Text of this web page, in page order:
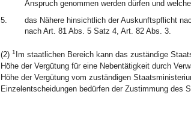
Anspruch genommen werden dürfen und
5.
das Nähere hinsichtlich der Auskunftspflicht
nach Art. 81 Abs. 5 Satz 4, Art. 82 Abs. 3.
(2) 1 Im staatlichen Bereich kann das zuständige
Höhe der Vergütung für eine Nebentätigkeit durch
Höhe der Vergütung vom zuständigen
Einzelentscheidungen bedürfen der Zustimmung des